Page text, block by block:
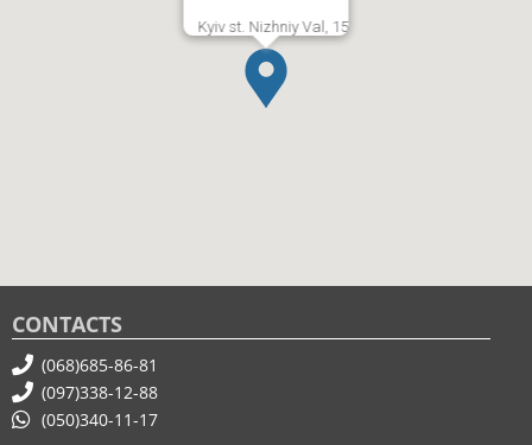
Kyiv st. Nizhniy Val, 15
CONTACTS
(068)685-86-81
(097)338-12-88
(050)340-11-17